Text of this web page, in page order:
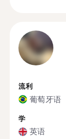
流利
葡萄牙语
学
英语